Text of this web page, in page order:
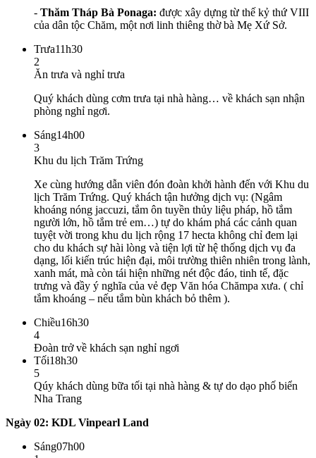
- Thăm Tháp Bà Ponaga: được xây dựng từ thế kỷ thứ VIII
của dân tộc Chăm, một nơi linh thiêng thờ bà Mẹ Xứ Sở.
Trưa11h30
2
Ăn trưa và nghỉ trưa
Quý khách dùng cơm trưa tại nhà hàng… về khách sạn nhận
phòng nghỉ ngơi.
Sáng14h00
3
Khu du lịch Trăm Trứng
Xe cùng hướng dẫn viên đón đoàn khởi hành đến với Khu du
lịch Trăm Trứng. Quý khách tận hưởng dịch vụ: (Ngâm
khoáng nóng jaccuzi, tắm ôn tuyền thủy liệu pháp, hồ tắm
người lớn, hồ tắm trẻ em…) tự do khám phá các cảnh quan
tuyệt vời trong khu du lịch rộng 17 hecta không chỉ đem lại
cho du khách sự hài lòng và tiện lợi từ hệ thống dịch vụ đa
dạng, lối kiến trúc hiện đại, môi trường thiên nhiên trong lành,
xanh mát, mà còn tái hiện những nét độc đáo, tinh tế, đặc
trưng và đầy ý nghĩa của vẻ đẹp Văn hóa Chămpa xưa. ( chỉ
tắm khoáng – nếu tắm bùn khách bỏ thêm ).
Chiều16h30
4
Đoàn trở về khách sạn nghỉ ngơi
Tối18h30
5
Qúy khách dùng bữa tối tại nhà hàng & tự do dạo phố biển
Nha Trang
Ngày 02: KDL Vinpearl Land
Sáng07h00